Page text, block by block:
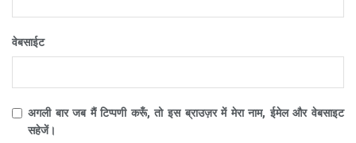
वेबसाईट
अगली बार जब मैं टिप्पणी करूँ, तो इस ब्राउज़र में मेरा नाम, ईमेल और वेबसाइट
सहेजें।